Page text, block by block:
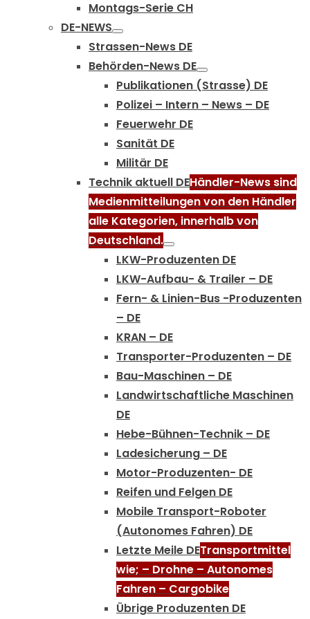
Montags-Serie CH
DE-NEWS
Strassen-News DE
Behörden-News DE
Publikationen (Strasse) DE
Polizei – Intern – News – DE
Feuerwehr DE
Sanität DE
Militär DE
Technik aktuell DEHändler-News sind
Medienmitteilungen von den Händler
alle Kategorien, innerhalb von
Deutschland.
LKW-Produzenten DE
LKW-Aufbau- & Trailer – DE
Fern- & Linien-Bus -Produzenten
– DE
KRAN – DE
Transporter-Produzenten – DE
Bau-Maschinen – DE
Landwirtschaftliche Maschinen
DE
Hebe-Bühnen-Technik – DE
Ladesicherung – DE
Motor-Produzenten- DE
Reifen und Felgen DE
Mobile Transport-Roboter
(Autonomes Fahren) DE
Letzte Meile DETransportmittel
wie; – Drohne – Autonomes
Fahren – Cargobike
Übrige Produzenten DE